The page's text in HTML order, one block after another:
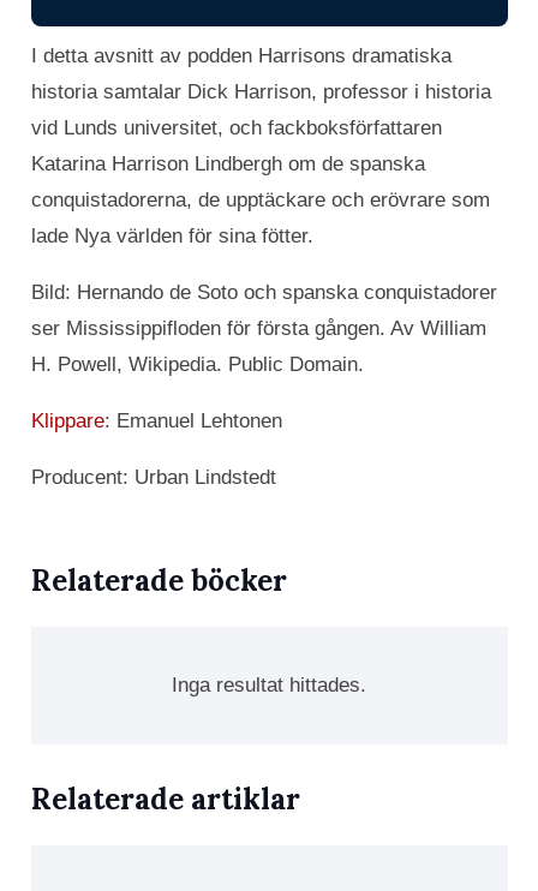
I detta avsnitt av podden Harrisons dramatiska
historia samtalar Dick Harrison, professor i historia
vid Lunds universitet, och fackboksförfattaren
Katarina Harrison Lindbergh om de spanska
conquistadorerna, de upptäckare och erövrare som
lade Nya världen för sina fötter.
Bild: Hernando de Soto och spanska conquistadorer
ser Mississippifloden för första gången. Av William
H. Powell, Wikipedia. Public Domain.
Klippare: Emanuel Lehtonen
Producent: Urban Lindstedt
Relaterade böcker
Inga resultat hittades.
Relaterade artiklar